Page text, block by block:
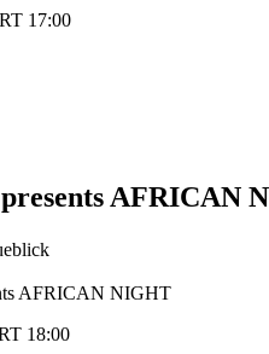
17:00
AFRICAN
AFRICAN NIGHT
18:00